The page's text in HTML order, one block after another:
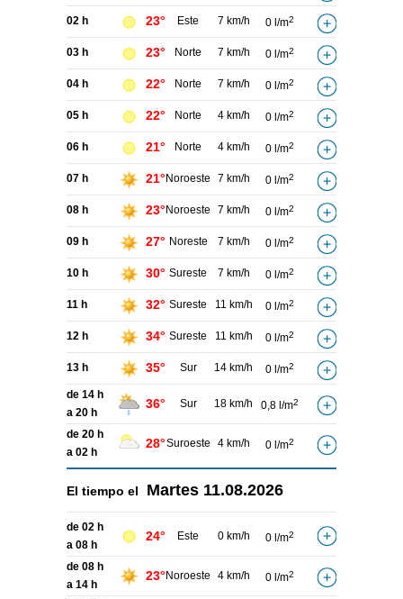
02 h 23° Este 7 km/h 0 l/m2
03 h 23° Norte 7 km/h 0 l/m2
04 h 22° Norte 7 km/h 0 l/m2
05 h 22° Norte 4 km/h 0 l/m2
06 h 21° Norte 4 km/h 0 l/m2
07 h 21° Noroeste 7 km/h 0 l/m2
08 h 23° Noroeste 7 km/h 0 l/m2
09 h 27° Noreste 7 km/h 0 l/m2
10 h 30° Sureste 7 km/h 0 l/m2
11 h 32° Sureste 11 km/h 0 l/m2
12 h 34° Sureste 11 km/h 0 l/m2
13 h 35° Sur 14 km/h 0 l/m2
de 14 h
a 20 h
36° Sur 18 km/h 0,8 l/m2
de 20 h
a 02 h
28°Suroeste 4 km/h 0 l/m2
El tiempo el Martes 11.08.2026
de 02 h
a 08 h
24° Este 0 km/h 0 l/m2
de 08 h
a 14 h
23° Noroeste 4 km/h 0 l/m2